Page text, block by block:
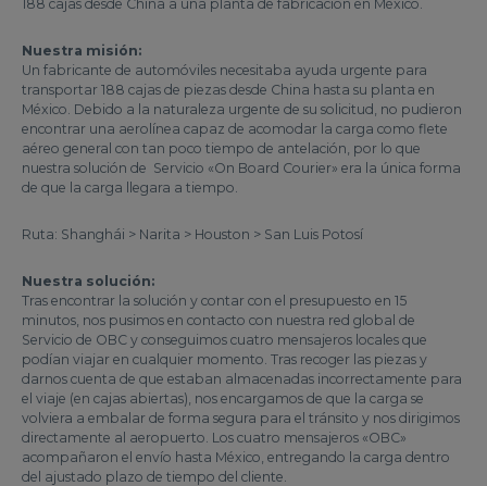
188 cajas desde China a una planta de fabricación en México.
Nuestra misión:
Un fabricante de automóviles necesitaba ayuda urgente para
transportar 188 cajas de piezas desde China hasta su planta en
México. Debido a la naturaleza urgente de su solicitud, no pudieron
encontrar una aerolínea capaz de acomodar la carga como flete
aéreo general con tan poco tiempo de antelación, por lo que
nuestra solución de Servicio «On Board Courier» era la única forma
de que la carga llegara a tiempo.
Ruta: Shanghái > Narita > Houston > San Luis Potosí
Nuestra solución:
Tras encontrar la solución y contar con el presupuesto en 15
minutos, nos pusimos en contacto con nuestra red global de
Servicio de OBC y conseguimos cuatro mensajeros locales que
podían viajar en cualquier momento. Tras recoger las piezas y
darnos cuenta de que estaban almacenadas incorrectamente para
el viaje (en cajas abiertas), nos encargamos de que la carga se
volviera a embalar de forma segura para el tránsito y nos dirigimos
directamente al aeropuerto. Los cuatro mensajeros «OBC»
acompañaron el envío hasta México, entregando la carga dentro
del ajustado plazo de tiempo del cliente.